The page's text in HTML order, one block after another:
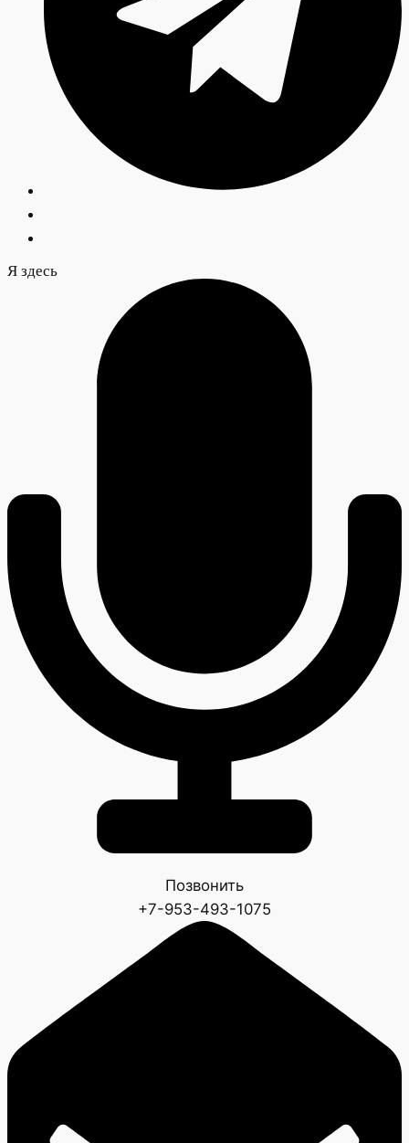
Я здесь
Позвонить
+7-953-493-1075